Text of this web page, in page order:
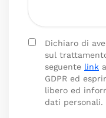
Dichiaro di
sul
seguente link
GDPR ed
libero ed
dati personali.